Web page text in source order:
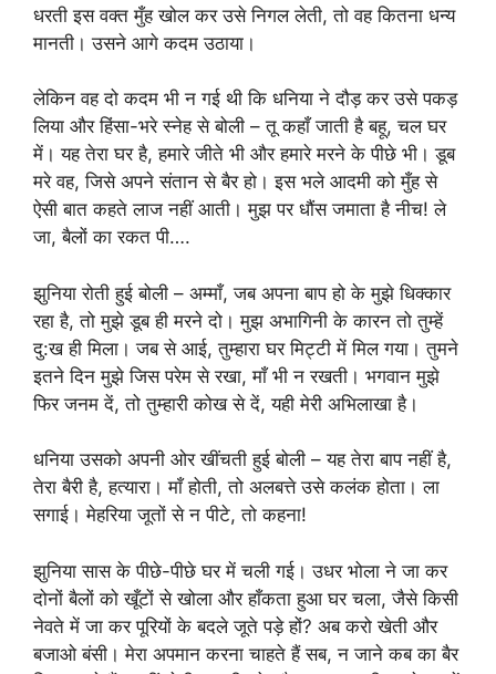
धरती इस वक्त मुँह खोल कर उसे निगल लेती, तो वह कितना धन्य
मानती। उसने आगे कदम उठाया।
लेकिन वह दो कदम भी न गई थी कि धनिया ने दौड़ कर उसे पकड़
लिया और हिंसा-भरे स्नेह से बोली – तू कहाँ जाती है बहू, चल घर
में। यह तेरा घर है, हमारे जीते भी और हमारे मरने के पीछे भी। डूब
मरे वह, जिसे अपने संतान से बैर हो। इस भले आदमी को मुँह से
ऐसी बात कहते लाज नहीं आती। मुझ पर धौंस जमाता है नीच! ले
जा, बैलों का रकत पी….
झुनिया रोती हुई बोली – अम्माँ, जब अपना बाप हो के मुझे धिक्कार
रहा है, तो मुझे डूब ही मरने दो। मुझ अभागिनी के कारन तो तुम्हें
दु:ख ही मिला। जब से आई, तुम्हारा घर मिट्टी में मिल गया। तुमने
इतने दिन मुझे जिस परेम से रखा, माँ भी न रखती। भगवान मुझे
फिर जनम दें, तो तुम्हारी कोख से दें, यही मेरी अभिलाखा है।
धनिया उसको अपनी ओर खींचती हुई बोली – यह तेरा बाप नहीं है,
तेरा बैरी है, हत्यारा। माँ होती, तो अलबत्ते उसे कलंक होता। ला
सगाई। मेहरिया जूतों से न पीटे, तो कहना!
झुनिया सास के पीछे-पीछे घर में चली गई। उधर भोला ने जा कर
दोनों बैलों को खूँटों से खोला और हाँकता हुआ घर चला, जैसे किसी
नेवते में जा कर पूरियों के बदले जूते पड़े हों? अब करो खेती और
बजाओ बंसी। मेरा अपमान करना चाहते हैं सब, न जाने कब का बैर